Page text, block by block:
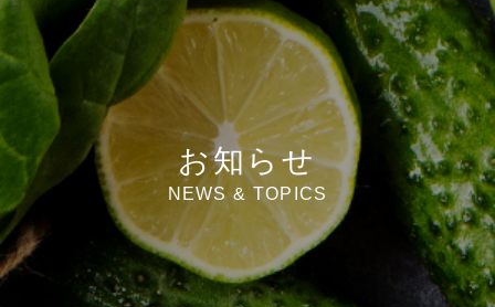
お知らせ
NEWS & TOPICS